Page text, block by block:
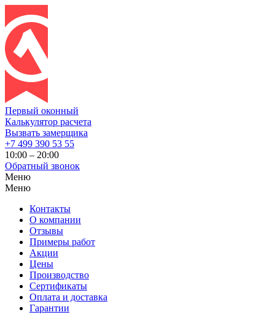
Первый оконный
Калькулятор расчета
Вызвать замерщика
+7 499 390 53 55
10:00 – 20:00
Обратный звонок
Меню
Меню
Контакты
О компании
Отзывы
Примеры работ
Акции
Цены
Производство
Сертификаты
Оплата и доставка
Гарантии